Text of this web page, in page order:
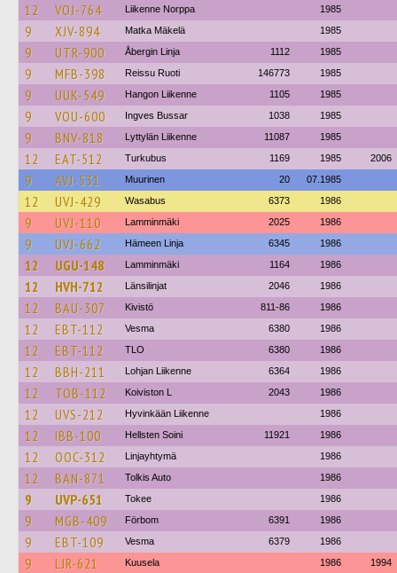
12 VOJ-764 Liikenne Norppa 1985
9 XJV-894 Matka Mäkelä 1985
9 UTR-900 Åbergin Linja 1112 1985
9 MFB-398 Reissu Ruoti 146773 1985
9 UUK-549 Hangon Liikenne 1105 1985
9 VOU-600 Ingves Bussar 1038 1985
9 BNV-818 Lyttylän Liikenne 11087 1985
12 EAT-512 Turkubus 1169 1985 2006
9 AVJ-531 Muurinen 20 07.1985
12 UVJ-429 Wasabus 6373 1986
9 UVJ-110 Lamminmäki 2025 1986
9 UVJ-662 Hämeen Linja 6345 1986
12 UGU-148 Lamminmäki 1164 1986
12 HVH-712 Länsilinjat 2046 1986
12 BAU-307 Kivistö 811-86 1986
12 EBT-112 Vesma 6380 1986
12 EBT-112 TLO 6380 1986
12 BBH-211 Lohjan Liikenne 6364 1986
12 TOB-112 Koiviston L 2043 1986
12 UVS-212 Hyvinkään Liikenne 1986
12 IBB-100 Hellsten Soini 11921 1986
12 OOC-312 Linjayhtymä 1986
12 BAN-871 Tolkis Auto 1986
9 UVP-651 Tokee 1986
9 MGB-409 Förbom 6391 1986
9 EBT-109 Vesma 6379 1986
9 LJR-621 Kuusela 1986 1994